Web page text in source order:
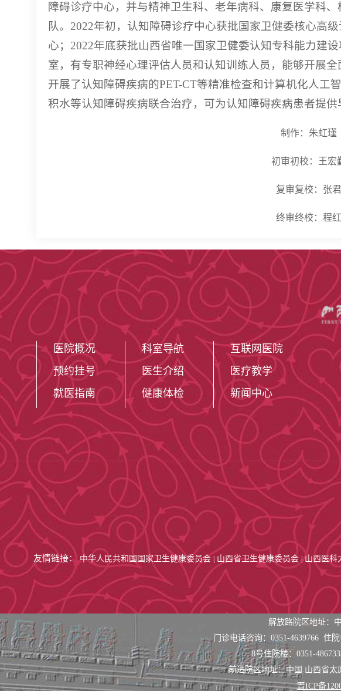
障碍诊疗中心，并与精神卫生科、老年病科、康复医学科
队。2022年初，认知障碍诊疗中心获批国家卫健委核心高
心；2022年底获批山西省唯一国家卫健委认知专科能力建
室，有专职神经心理评估人员和认知训练人员，能够开展
开展了认知障碍疾病的PET-CT等精准检查和计算机化人工
积水等认知障碍疾病联合治疗，可为认知障碍疾病患者提供
制作：朱虹瑾
初审初校：王宏
复审复校：张君
终审终校：程红
医院概况
预约挂号
就医指南
科室导航
医生介绍
健康体检
互联网医院
医疗教学
新闻中心
友情链接：中华人民共和国国家卫生健康委员会 山西省卫生健康委员会 山西医科
解放路院区地址：
门诊电话咨询：0351-4639766 住院
8号住院楼：0351-
前进院区地址：中国.山西省太
晋ICP备